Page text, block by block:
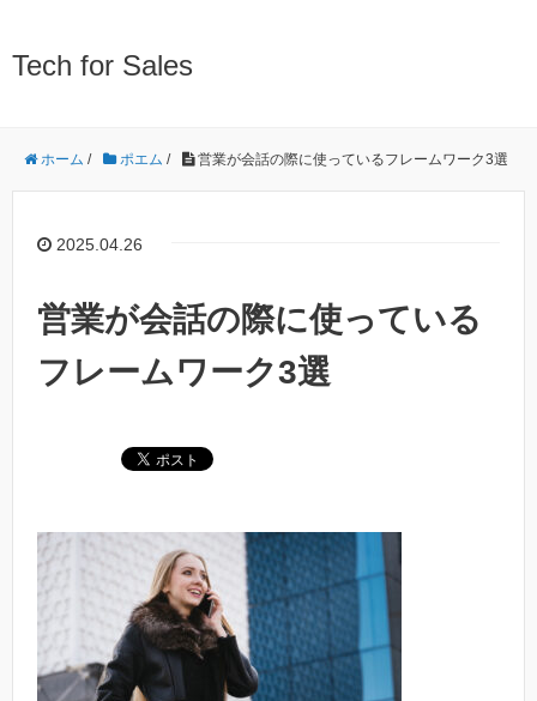
Tech for Sales
ホーム / ポエム / 営業が会話の際に使っているフレームワーク3選
2025.04.26
営業が会話の際に使っている
フレームワーク3選